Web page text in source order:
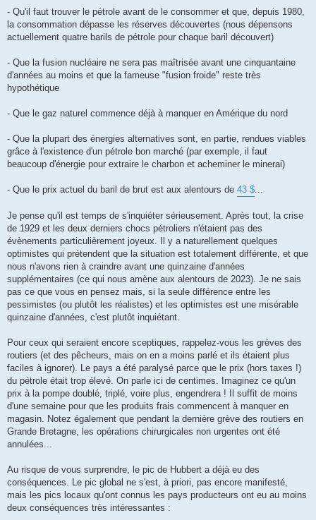
- Qu'il faut trouver le pétrole avant de le consommer et que, depuis 1980,
la consommation dépasse les réserves découvertes (nous dépensons
actuellement quatre barils de pétrole pour chaque baril découvert)
- Que la fusion nucléaire ne sera pas maîtrisée avant une cinquantaine
d'années au moins et que la fameuse "fusion froide" reste très
hypothétique
- Que le gaz naturel commence déjà à manquer en Amérique du nord
- Que la plupart des énergies alternatives sont, en partie, rendues viables
grâce à l'existence d'un pétrole bon marché (par exemple, il faut
beaucoup d'énergie pour extraire le charbon et acheminer le minerai)
- Que le prix actuel du baril de brut est aux alentours de 43 $
Je pense qu'il est temps de s'inquiéter sérieusement. Après tout, la crise
de 1929 et les deux derniers chocs pétroliers n'étaient pas des
évènements particulièrement joyeux. Il y a naturellement quelques
optimistes qui prétendent que la situation est totalement différente, et que
nous n'avons rien à craindre avant une quinzaine d'années
supplémentaires (ce qui nous amène aux alentours de 2023). Je ne sais
pas ce que vous en pensez mais, si la seule différence entre les
pessimistes (ou plutôt les réalistes) et les optimistes est une misérable
quinzaine d'années, c'est plutôt inquiétant.
Pour ceux qui seraient encore sceptiques, rappelez-vous les grèves des
routiers (et des pêcheurs, mais on en a moins parlé et ils étaient plus
faciles à ignorer). Le pays a été paralysé parce que le prix (hors taxes !)
du pétrole était trop élevé. On parle ici de centimes. Imaginez ce qu'un
prix à la pompe doublé, triplé, voire plus, engendrera ! Il suffit de moins
d'une semaine pour que les produits frais commencent à manquer en
magasin. Notez également que pendant la dernière grève des routiers en
Grande Bretagne, les opérations chirurgicales non urgentes ont été
annulées...
Au risque de vous surprendre, le pic de Hubbert a déjà eu des
conséquences. Le pic global ne s'est, à priori, pas encore manifesté,
mais les pics locaux qu'ont connus les pays producteurs ont eu au moins
deux conséquences très intéressantes :